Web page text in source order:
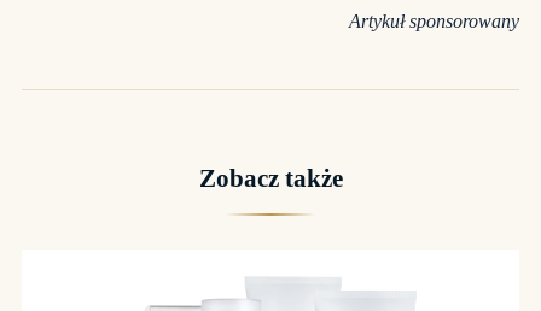
Artykuł sponsorowany
Zobacz także